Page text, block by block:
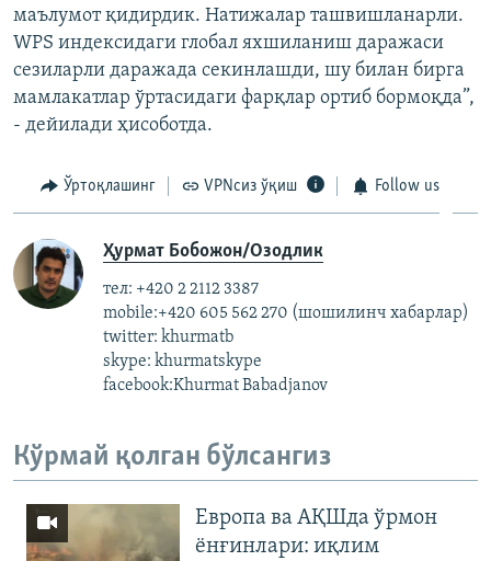
маълумот қидирдик. Натижалар ташвишланарли.
WPS индексидаги глобал яхшиланиш даражаси
сезиларли даражада секинлашди, шу билан бирга
мамлакатлар ўртасидаги фарқлар ортиб бормоқда”,
- дейилади ҳисоботда.
Ўртоқлашинг VPNсиз ўқиш Follow us
Ҳурмат Бобожон/Озодлик
тел: +420 2 2112 3387
mobile:+420 605 562 270 (шошилинч хабарлар)
twitter: khurmatb
skype: khurmatskype
facebook:Khurmat Babadjanov
Кўрмай қолган бўлсангиз
Европа ва АҚШда ўрмон
ёнғинлари: иқлим